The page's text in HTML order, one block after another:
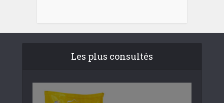
Les plus consultés